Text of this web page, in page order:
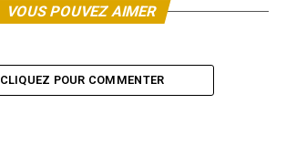
VOUS POUVEZ AIMER
CLIQUEZ POUR COMMENTER